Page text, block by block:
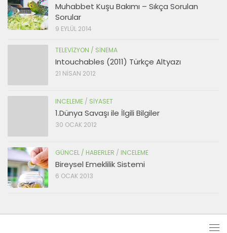
Muhabbet Kuşu Bakımı – Sıkça Sorulan
Sorular
9 EYLÜL 2014
TELEVIZYON / SINEMA
Intouchables (2011) Türkçe Altyazı
21 NISAN 2012
INCELEME / SIYASET
1.Dünya Savaşı ile İlgili Bilgiler
30 OCAK 2012
GÜNCEL / HABERLER / INCELEME
Bireysel Emeklilik Sistemi
6 OCAK 2013